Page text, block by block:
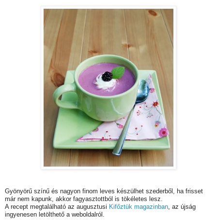
Gyönyörű színű és nagyon finom leves készülhet szederből, ha frisset
már nem kapunk, akkor fagyasztottból is tökéletes lesz.
A recept megtalálható az augusztusi Kifőztük magazinban , az újság
ingyenesen letölthető a weboldalról.